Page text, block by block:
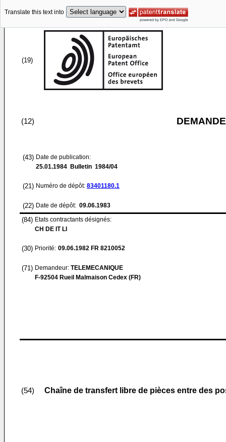
Translate this text into
(19)
(12)
(43) Date de publication:
25.01.1984 Bulletin 1984/04
(21) Numéro de dépôt: 83401180.1
(22) Date de dépôt: 09.06.1983
(84) Etats contractants désignés:
CH DE IT LI
(30) Priorité: 09.06.1982 FR 8210052
(71) Demandeur: TELEMECANIQUE
F-92504 Rueil Malmaison Cedex (FR)
(54) Chaîne de transfert libre de pièces entre des